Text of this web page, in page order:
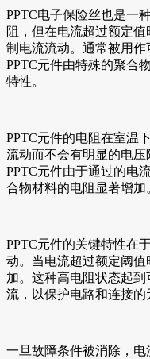
PPTC电子保险丝也是一
阻，但在电流超过额定
制电流流动。通常被用作
PPTC元件由特殊的聚合
特性。
PPTC元件的电阻在室温
流动而不会有明显的电压
PPTC元件由于通过的电
合物材料的电阻显著增加
PPTC元件的关键特性在
动。当电流超过额定阈值
加。这种高电阻状态起
流，以保护电路和连接的
一旦故障条件被消除，电